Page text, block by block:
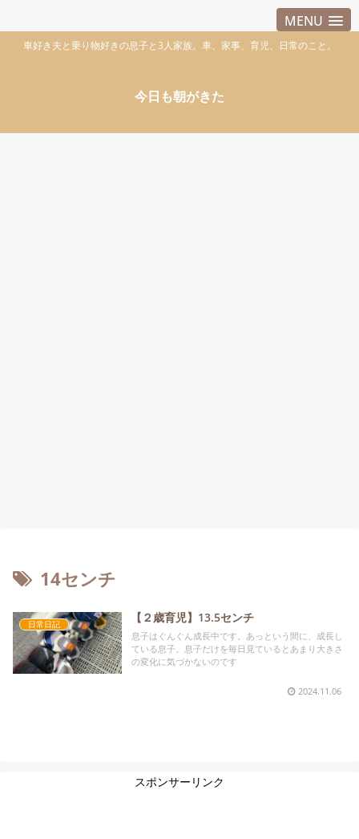
MENU
車好き夫と乗り物好きの息子と3人家族。車、家事、育児、日常のこと。
今日も朝がきた
14センチ
日常日記 【２歳育児】13.5センチ
息子はぐんぐん成長中です。あっという間に、成長し
ている息子。息子だけを毎日見ているとあまり大きさ
の変化に気づかないのです
2024.11.06
スポンサーリンク